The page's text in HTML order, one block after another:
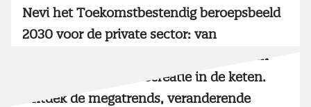
Nevi het Toekomstbestendig beroepsbeeld
2030 voor de private sector: van
kostengedreven inkoper naar strategisch
regisseur van waardecreatie in de keten.
Ontdek de megatrends, veranderende